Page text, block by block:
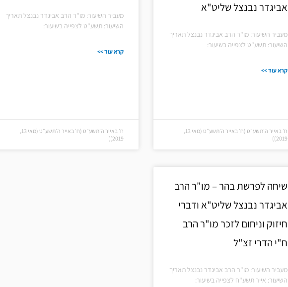
אביגדר נבנצל שליט"א
מעביר השיעור: מו"ר הרב אביגדר נבנצל תאריך
השיעור: תשע"ט לצפייה בשיעור:
קרא עוד >>
ח׳ באייר ה׳תשע״ט (ח׳ באייר ה׳תשע״ט (מאי 13,
2019))
מעביר השיעור: מו"ר הרב אביגדר נבנצל תאריך
השיעור: תשע"ט לצפייה בשיעור:
קרא עוד >>
ח׳ באייר ה׳תשע״ט (ח׳ באייר ה׳תשע״ט (מאי 13,
2019))
שיחה לפרשת בהר – מו"ר הרב
אביגדר נבנצל שליט"א ודברי
חיזוק וניחום לזכר מו"ר הרב
ח"י הדרי זצ"ל
מעביר השיעור: מו"ר הרב אביגדר נבנצל תאריך
השיעור: אייר תשע"ח לצפייה בשיעור: